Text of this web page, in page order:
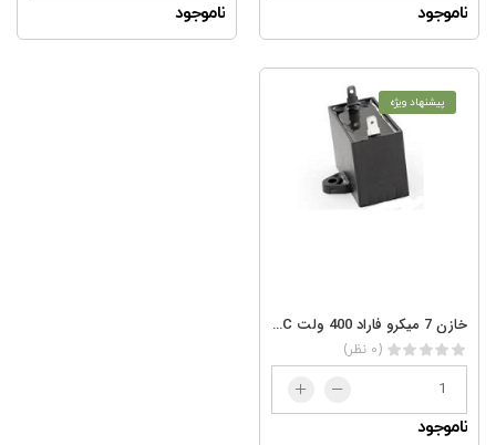
ناموجود ناموجود
پیشنهاد ویژه
خازن 7 میکرو فاراد 400 ولت 7/400AC
(0 نظر)
ناموجود